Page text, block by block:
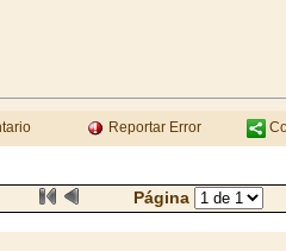
Reportar Error
Página